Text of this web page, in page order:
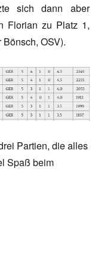
sich dann aber
Florian zu Platz 1,
OSV).
Partien, die alles
Spaß beim